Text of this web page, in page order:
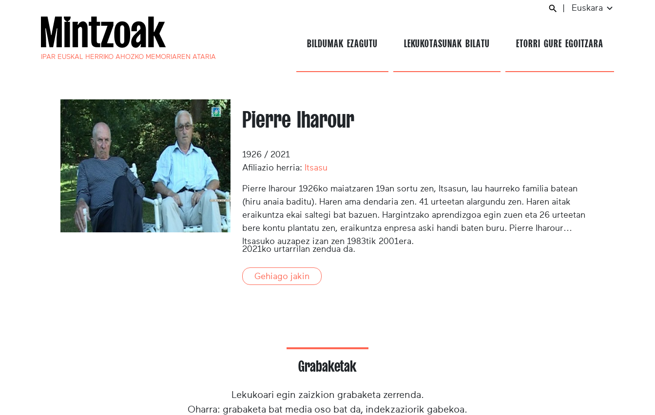
IPAR EUSKAL HERRIKO AHOZKO MEMORIAREN ATARIA
Euskara
BILDUMAK EZAGUTU LEKUKOTASUNAK BILATU ETORRI GURE EGOITZARA
Pierre Iharour
1926 / 2021
Afiliazio herria: Itsasu
Pierre Iharour 1926ko maiatzaren 19an sortu zen, Itsasun, lau haurreko familia batean
(hiru anaia baditu). Haren ama dendaria zen. 41 urteetan alargundu zen. Haren aitak
eraikuntza ekai saltegi bat bazuen. Hargintzako aprendizgoa egin zuen eta 26 urteetan
bere kontu plantatu zen, eraikuntza enpresa aski handi baten buru. Pierre Iharour
Itsasuko auzapez izan zen 1983tik 2001era.
2021ko urtarrilan zendua da.
Gehiago jakin
Grabaketak
Lekukoari egin zaizkion grabaketa zerrenda.
Oharra: grabaketa bat media oso bat da, indekzaziorik gabekoa.